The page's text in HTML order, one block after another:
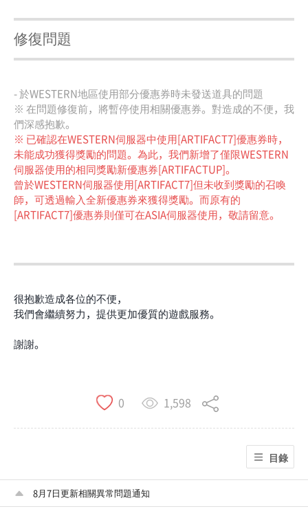
修復問題
- 於WESTERN地區使用部分優惠券時未發送道具的問題
※ 在問題修復前，將暫停使用相關優惠券。對造成的不便，我
們深感抱歉。
※ 已確認在WESTERN伺服器中使用[ARTIFACT7]優惠券時，
未能成功獲得獎勵的問題。為此，我們新增了僅限WESTERN
伺服器使用的相同獎勵新優惠券[ARTIFACTUP]。
曾於WESTERN伺服器使用[ARTIFACT7]但未收到獎勵的召喚
師，可透過輸入全新優惠券來獲得獎勵。而原有的
[ARTIFACT7]優惠券則僅可在ASIA伺服器使用，敬請留意。
很抱歉造成各位的不便，
我們會繼續努力，提供更加優質的遊戲服務。
謝謝。
0 1,598
目錄
8月7日更新相關異常問題通知